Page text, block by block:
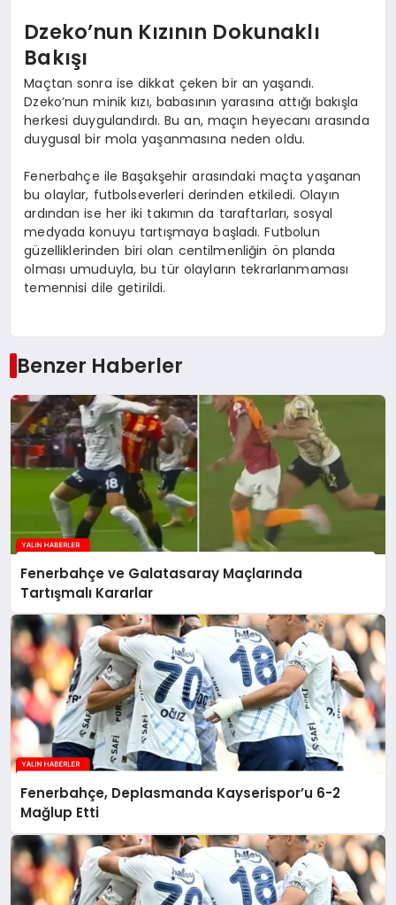
Dzeko’nun Kızının Dokunaklı
Bakışı
Maçtan sonra ise dikkat çeken bir an yaşandı.
Dzeko’nun minik kızı, babasının yarasına attığı bakışla
herkesi duygulandırdı. Bu an, maçın heyecanı arasında
duygusal bir mola yaşanmasına neden oldu.
Fenerbahçe ile Başakşehir arasındaki maçta yaşanan
bu olaylar, futbolseverleri derinden etkiledi. Olayın
ardından ise her iki takımın da taraftarları, sosyal
medyada konuyu tartışmaya başladı. Futbolun
güzelliklerinden biri olan centilmenliğin ön planda
olması umuduyla, bu tür olayların tekrarlanmaması
temennisi dile getirildi.
Benzer Haberler
Fenerbahçe ve Galatasaray Maçlarında
Tartışmalı Kararlar
Fenerbahçe, Deplasmanda Kayserispor’u 6-2
Mağlup Etti